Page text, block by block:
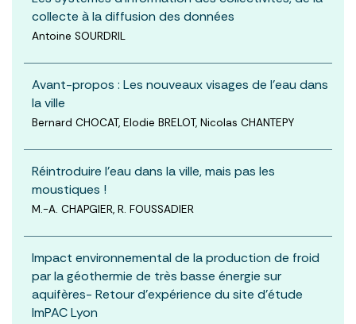
collecte à la diffusion des données
Antoine SOURDRIL
Avant-propos : Les nouveaux visages de l'eau dans
la ville
Bernard CHOCAT, Elodie BRELOT, Nicolas CHANTEPY
Réintroduire l’eau dans la ville, mais pas les
moustiques !
M.-A. CHAPGIER, R. FOUSSADIER
Impact environnemental de la production de froid
par la géothermie de très basse énergie sur
aquifères- Retour d’expérience du site d’étude
ImPAC Lyon